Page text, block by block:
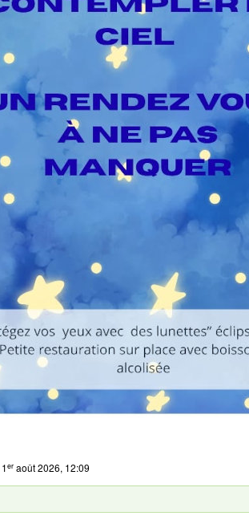
1er août 2026, 12:09